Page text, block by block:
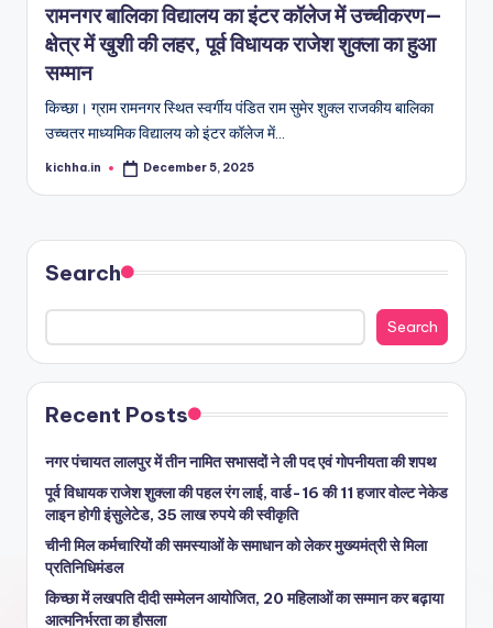
रामनगर बालिका विद्यालय का इंटर कॉलेज में उच्चीकरण—
क्षेत्र में खुशी की लहर, पूर्व विधायक राजेश शुक्ला का हुआ
सम्मान
किच्छा। ग्राम रामनगर स्थित स्वर्गीय पंडित राम सुमेर शुक्ल राजकीय बालिका
उच्चतर माध्यमिक विद्यालय को इंटर कॉलेज में…
kichha.in December 5, 2025
Search
Search
Recent Posts
नगर पंचायत लालपुर में तीन नामित सभासदों ने ली पद एवं गोपनीयता की शपथ
पूर्व विधायक राजेश शुक्ला की पहल रंग लाई, वार्ड-16 की 11 हजार वोल्ट नेकेड
लाइन होगी इंसुलेटेड, 35 लाख रुपये की स्वीकृति
चीनी मिल कर्मचारियों की समस्याओं के समाधान को लेकर मुख्यमंत्री से मिला
प्रतिनिधिमंडल
किच्छा में लखपति दीदी सम्मेलन आयोजित, 20 महिलाओं का सम्मान कर बढ़ाया
आत्मनिर्भरता का हौसला